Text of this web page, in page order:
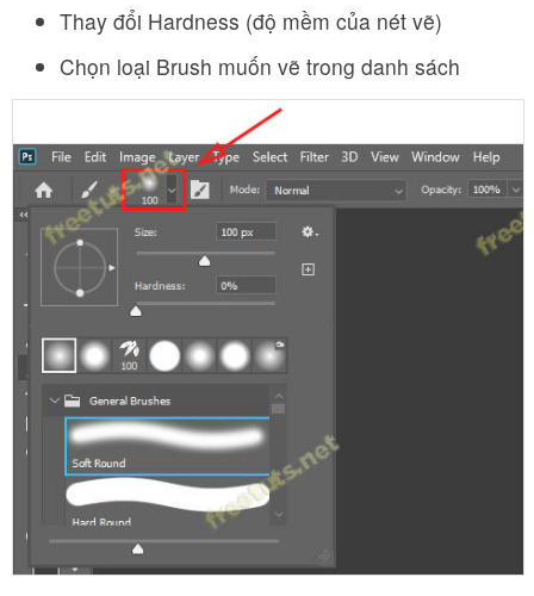
Thay đổi Hardness (độ mềm của nét vẽ)
Chọn loại Brush muốn vẽ trong danh sách